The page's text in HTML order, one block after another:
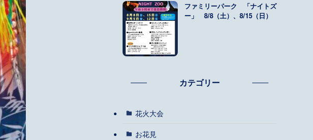
ファミリーパーク 「ナイトズ
ー」 8/8（土）、8/15（日）
カテゴリー
花火大会
お花見